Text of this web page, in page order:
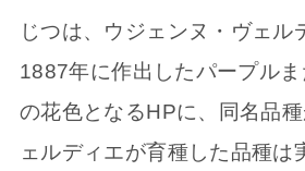
じつは、ウジェンヌ・ヴェル
1887年に作出したパープル
の花色となるHPに、同名品
ェルディエが育種した品種は